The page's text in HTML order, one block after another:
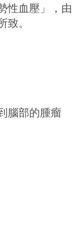
性血壓」，由
。
腦部的腫瘤